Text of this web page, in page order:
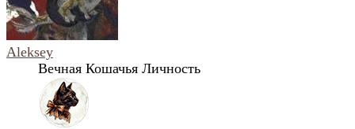
Aleksey
Вечная Кошачья Личность